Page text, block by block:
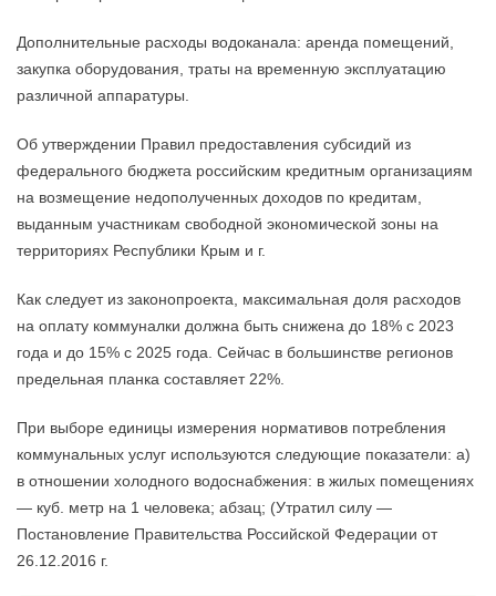
Дополнительные расходы водоканала: аренда помещений,
закупка оборудования, траты на временную эксплуатацию
различной аппаратуры.
Об утверждении Правил предоставления субсидий из
федерального бюджета российским кредитным организациям
на возмещение недополученных доходов по кредитам,
выданным участникам свободной экономической зоны на
территориях Республики Крым и г.
Как следует из законопроекта, максимальная доля расходов
на оплату коммуналки должна быть снижена до 18% с 2023
года и до 15% с 2025 года. Сейчас в большинстве регионов
предельная планка составляет 22%.
При выборе единицы измерения нормативов потребления
коммунальных услуг используются следующие показатели: а)
в отношении холодного водоснабжения: в жилых помещениях
— куб. метр на 1 человека; абзац; (Утратил силу —
Постановление Правительства Российской Федерации от
26.12.2016 г.